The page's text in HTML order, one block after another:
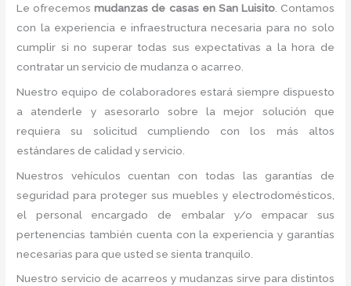
Le ofrecemos mudanzas de casas en San Luisito. Contamos
con la experiencia e infraestructura necesaria para no solo
cumplir si no superar todas sus expectativas a la hora de
contratar un servicio de mudanza o acarreo.
Nuestro equipo de colaboradores estará siempre dispuesto
a atenderle y asesorarlo sobre la mejor solución que
requiera su solicitud cumpliendo con los más altos
estándares de calidad y servicio.
Nuestros vehículos cuentan con todas las garantías de
seguridad para proteger sus muebles y electrodomésticos,
el personal encargado de embalar y/o empacar sus
pertenencias también cuenta con la experiencia y garantías
necesarias para que usted se sienta tranquilo.
Nuestro servicio de acarreos y mudanzas sirve para distintos